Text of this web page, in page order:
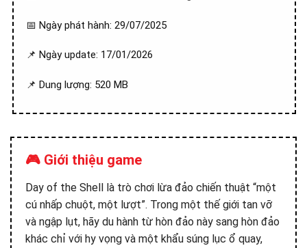
📅 Ngày phát hành: 29/07/2025
📌 Ngày update: 17/01/2026
📌 Dung lượng: 520 MB
🎮 Giới thiệu game
Day of the Shell là trò chơi lừa đảo chiến thuật “một
cú nhấp chuột, một lượt”. Trong một thế giới tan vỡ
và ngập lụt, hãy du hành từ hòn đảo này sang hòn đảo
khác chỉ với hy vọng và một khẩu súng lục ổ quay,